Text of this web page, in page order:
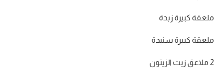
ملعقة كبيرة زبدة
ملعقة كبيرة سنيدة
2 ملاعق زيت الزيتون